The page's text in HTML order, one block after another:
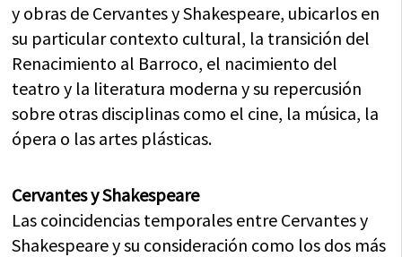
y obras de Cervantes y Shakespeare, ubicarlos en
su particular contexto cultural, la transición del
Renacimiento al Barroco, el nacimiento del
teatro y la literatura moderna y su repercusión
sobre otras disciplinas como el cine, la música, la
ópera o las artes plásticas.
Cervantes y Shakespeare
Las coincidencias temporales entre Cervantes y
Shakespeare y su consideración como los dos más